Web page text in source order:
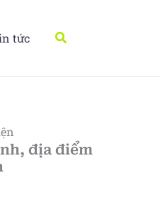
tức
Tìm
địa điểm